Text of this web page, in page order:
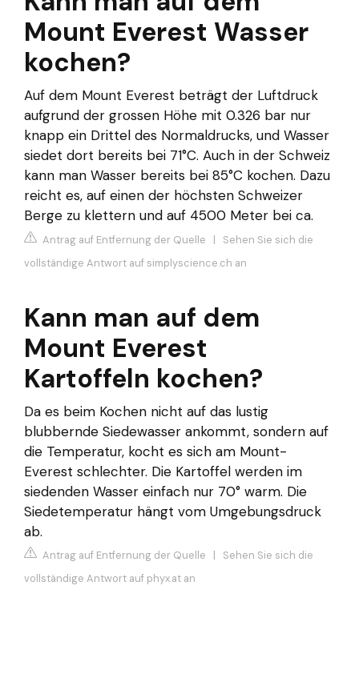
Mount Everest Wasser
kochen?
Auf dem Mount Everest beträgt der Luftdruck
aufgrund der grossen Höhe mit 0.326 bar nur
knapp ein Drittel des Normaldrucks, und Wasser
siedet dort bereits bei 71°C. Auch in der Schweiz
kann man Wasser bereits bei 85°C kochen. Dazu
reicht es, auf einen der höchsten Schweizer
Berge zu klettern und auf 4500 Meter bei ca.
Antrag auf Entfernung der Quelle | Sehen Sie sich die
vollständige Antwort auf simplyscience.ch an
Kann man auf dem
Mount Everest
Kartoffeln kochen?
Da es beim Kochen nicht auf das lustig
blubbernde Siedewasser ankommt, sondern auf
die Temperatur, kocht es sich am Mount-
Everest schlechter. Die Kartoffel werden im
siedenden Wasser einfach nur 70° warm. Die
Siedetemperatur hängt vom Umgebungsdruck
ab.
Antrag auf Entfernung der Quelle | Sehen Sie sich die
vollständige Antwort auf phyx.at an